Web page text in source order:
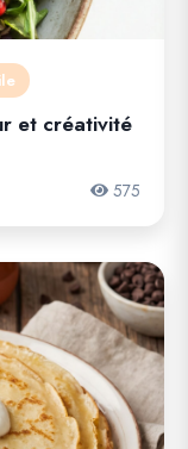
et créativité
575